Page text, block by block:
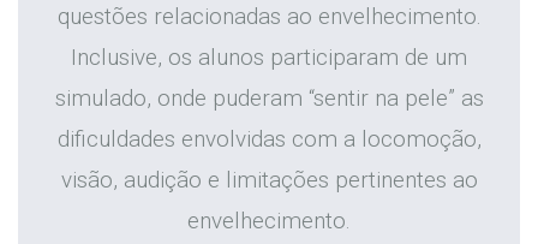
questões relacionadas ao envelhecimento.
Inclusive, os alunos participaram de um
simulado, onde puderam “sentir na pele” as
dificuldades envolvidas com a locomoção,
visão, audição e limitações pertinentes ao
envelhecimento.